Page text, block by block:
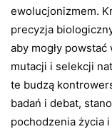
ewolucjonizmem.
precyzja
aby mogły
mutacji i selekcji
te budzą
badań i debat,
pochodzenia życia